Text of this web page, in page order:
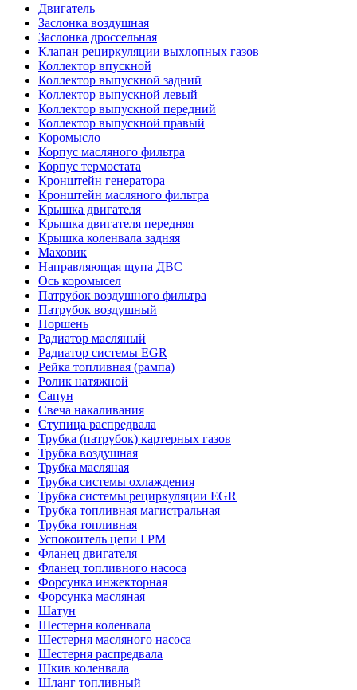
Двигатель
Заслонка воздушная
Заслонка дроссельная
Клапан рециркуляции выхлопных газов
Коллектор впускной
Коллектор выпускной задний
Коллектор выпускной левый
Коллектор выпускной передний
Коллектор выпускной правый
Коромысло
Корпус масляного фильтра
Корпус термостата
Кронштейн генератора
Кронштейн масляного фильтра
Крышка двигателя
Крышка двигателя передняя
Крышка коленвала задняя
Маховик
Направляющая щупа ДВС
Ось коромысел
Патрубок воздушного фильтра
Патрубок воздушный
Поршень
Радиатор масляный
Радиатор системы EGR
Рейка топливная (рампа)
Ролик натяжной
Сапун
Свеча накаливания
Ступица распредвала
Трубка (патрубок) картерных газов
Трубка воздушная
Трубка масляная
Трубка системы охлаждения
Трубка системы рециркуляции EGR
Трубка топливная магистральная
Трубка топливная
Успокоитель цепи ГРМ
Фланец двигателя
Фланец топливного насоса
Форсунка инжекторная
Форсунка масляная
Шатун
Шестерня коленвала
Шестерня масляного насоса
Шестерня распредвала
Шкив коленвала
Шланг топливный